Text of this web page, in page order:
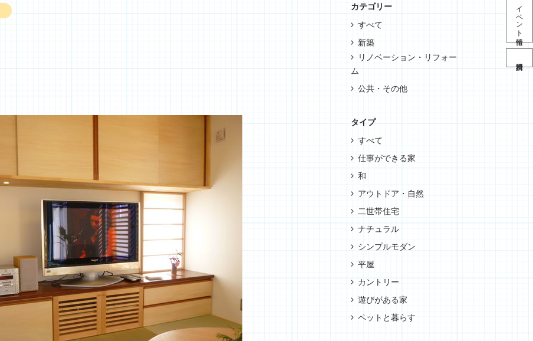
イベント情報
カテゴリー
すべて
新築
リノベーション・リフォー
ム
公共・その他
タイプ
すべて
仕事ができる家
和
アウトドア・自然
二世帯住宅
ナチュラル
シンプルモダン
平屋
カントリー
遊びがある家
ペットと暮らす